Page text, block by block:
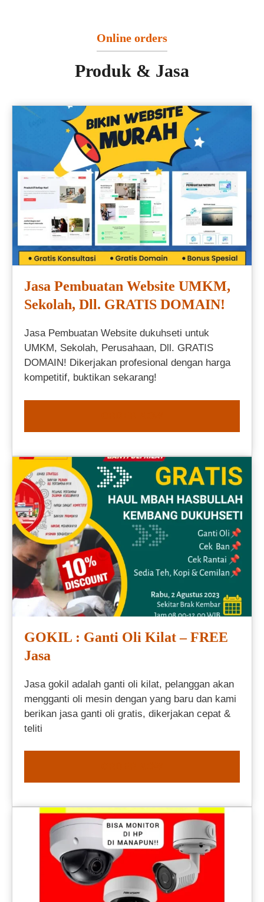
Online orders
Produk & Jasa
Jasa Pembuatan Website UMKM,
Sekolah, Dll. GRATIS DOMAIN!
Jasa Pembuatan Website dukuhseti untuk
UMKM, Sekolah, Perusahaan, Dll. GRATIS
DOMAIN! Dikerjakan profesional dengan harga
kompetitif, buktikan sekarang!
GOKIL : Ganti Oli Kilat – FREE
Jasa
Jasa gokil adalah ganti oli kilat, pelanggan akan
mengganti oli mesin dengan yang baru dan kami
berikan jasa ganti oli gratis, dikerjakan cepat &
teliti